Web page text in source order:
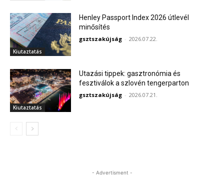
Kiutaztatás
Henley Passport Index 2026 útlevél
minősítés
gsztszakújság - 2026.07.22.
Kiutaztatás
Utazási tippek: gasztronómia és
fesztiválok a szlovén tengerparton
gsztszakújság - 2026.07.21.
- Advertisment -